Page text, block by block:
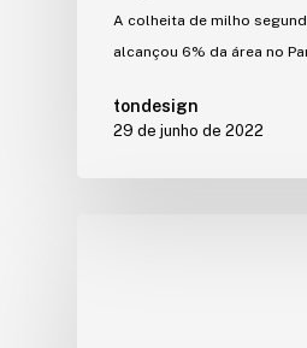
A colheita de milho
alcançou 6% da área no
tondesign
29 de junho de 2022